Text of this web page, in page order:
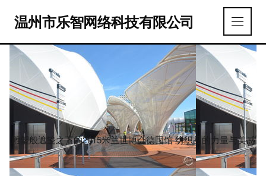
温州市乐智网络科技有限公司
雕塑般遮篷之下的2015米兰世博会德国馆 纺织品的力量与美感